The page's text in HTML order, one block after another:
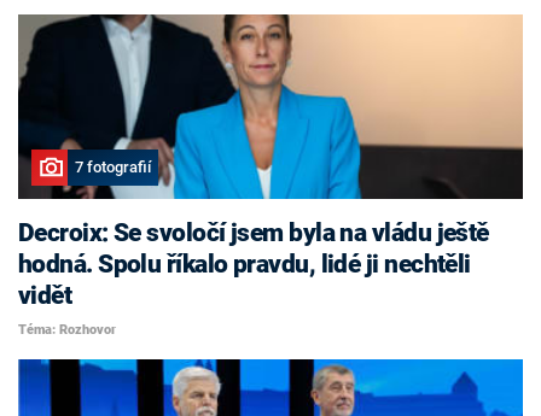
7 fotografií
Decroix: Se svoločí jsem byla na vládu ještě
hodná. Spolu říkalo pravdu, lidé ji nechtěli
vidět
Téma: Rozhovor